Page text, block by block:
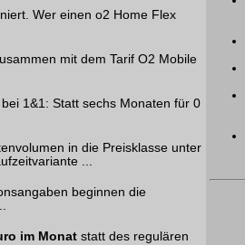
Wer einen o2 Home Flex
mit dem Tarif O2 Mobile
1&1: Statt sechs Monaten für 0
in die Preisklasse unter
...
beginnen die
im Monat statt des regulären